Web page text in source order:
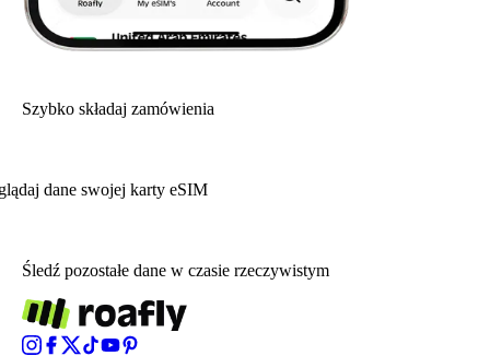
Szybko składaj zamówienia
dane swojej karty eSIM
Śledź pozostałe dane w czasie rzeczywistym